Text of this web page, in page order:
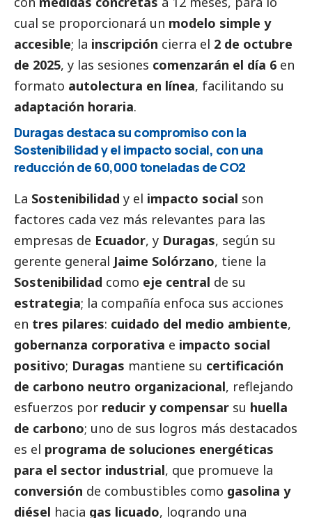
cual se proporcionará un modelo simple y
accesible; la inscripción cierra el 2 de octubre
de 2025, y las sesiones comenzarán el día 6 en
formato autolectura en línea, facilitando su
adaptación horaria.
Duragas destaca su compromiso con la
Sostenibilidad y el impacto social, con una
reducción de 60,000 toneladas de CO2
La Sostenibilidad y el impacto social son
factores cada vez más relevantes para las
empresas de Ecuador, y Duragas, según su
gerente general Jaime Solórzano, tiene la
Sostenibilidad como eje central de su
estrategia; la compañía enfoca sus acciones
en tres pilares: cuidado del medio ambiente,
gobernanza corporativa e impacto social
positivo; Duragas mantiene su certificación
de carbono neutro organizacional, reflejando
esfuerzos por reducir y compensar su huella
de carbono; uno de sus logros más destacados
es el programa de soluciones energéticas
para el sector industrial, que promueve la
conversión de combustibles como gasolina y
diésel hacia gas licuado, logrando una